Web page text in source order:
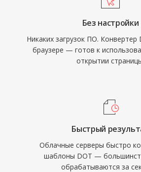
Без настройки
Никаких загрузок ПО. Конвертер
браузере — готов к
открытии
Быстрый
Облачные серверы быстро
шаблоны DOT —
обрабатываются за